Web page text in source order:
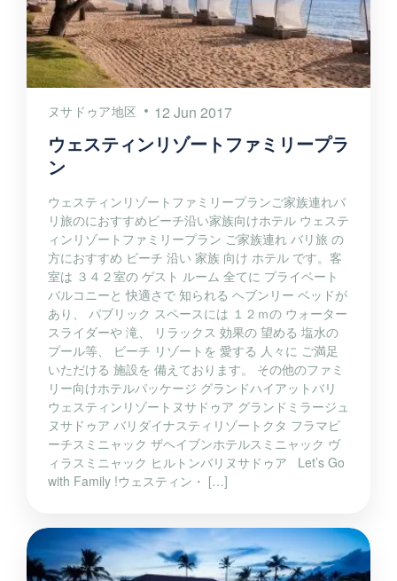
ヌサドゥア地区 12 Jun 2017
ウェスティンリゾートファミリープラ
ン
ウェスティンリゾートファミリープランご家族連れバ
リ旅のにおすすめビーチ沿い家族向けホテル ウェステ
ィンリゾートファミリープラン ご家族連れ バリ旅 の
方におすすめ ビーチ 沿い 家族 向け ホテル です。客
室は ３４２室の ゲスト ルーム 全てに プライベート
バルコニーと 快適さで 知られる ヘブンリー ベッドが
あり、 パブリック スペースには １２ｍの ウォーター
スライダーや 滝、 リラックス 効果の 望める 塩水の
プール等、 ビーチ リゾートを 愛する 人々に ご満足
いただける 施設を 備えております。 その他のファミ
リー向けホテルパッケージ グランドハイアットバリ
ウェスティンリゾートヌサドゥア グランドミラージュ
ヌサドゥア バリダイナスティリゾートクタ フラマビ
ーチスミニャック ザヘイブンホテルスミニャック ヴ
ィラスミニャック ヒルトンバリヌサドゥア Let’s Go
with Family !ウェスティン・ […]